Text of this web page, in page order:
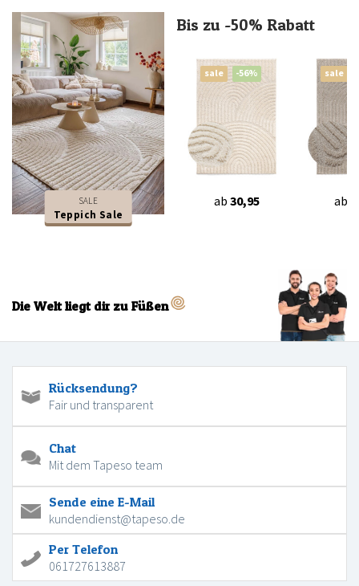
SALE
Teppich Sale
Bis zu -50% Rabatt
sale -56%
ab 30,95
sale
ab
Die Welt liegt dir zu Füßen
Rücksendung?
Fair und transparent
Chat
Mit dem Tapeso team
Sende eine E-Mail
kundendienst@tapeso.de
Per Telefon
061727613887